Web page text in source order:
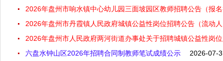
2026年盘州市响水镇中心幼儿园三面坡园区教师招聘公告（报
2026年盘州市丹霞镇人民政府城镇公益性岗位招聘公告（流动
2026年盘州市人民政府两河街道办事处关于招聘城镇公益性岗
六盘水钟山区2026年招聘合同制教师笔试成绩公示
2026-07-